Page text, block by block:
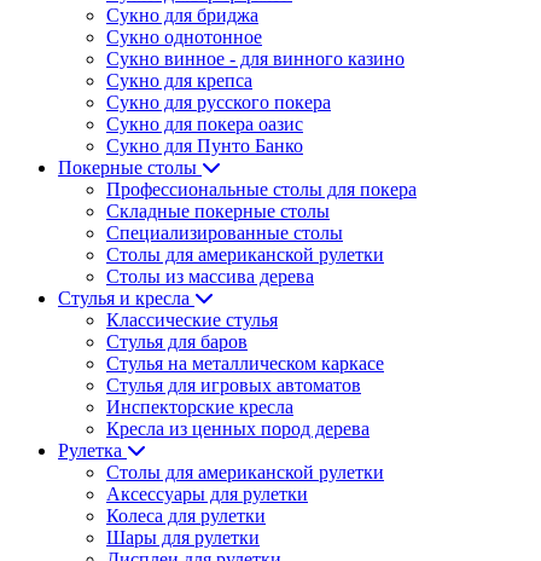
Сукно для бриджа
Сукно однотонное
Сукно винное - для винного казино
Сукно для крепса
Сукно для русского покера
Сукно для покера оазис
Сукно для Пунто Банко
Покерные столы
Профессиональные столы для покера
Складные покерные столы
Специализированные столы
Столы для американской рулетки
Столы из массива дерева
Стулья и кресла
Классические стулья
Стулья для баров
Стулья на металлическом каркасе
Стулья для игровых автоматов
Инспекторские кресла
Кресла из ценных пород дерева
Рулетка
Столы для американской рулетки
Аксессуары для рулетки
Колеса для рулетки
Шары для рулетки